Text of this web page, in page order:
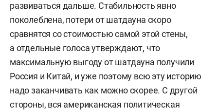
развиваться дальше. Стабильность явно
поколеблена, потери от шатдауна скоро
сравнятся со стоимостью самой этой стены,
а отдельные голоса утверждают, что
максимальную выгоду от шатдауна получили
Россия и Китай, и уже поэтому всю эту историю
надо заканчивать как можно скорее. С другой
стороны, вся американская политическая